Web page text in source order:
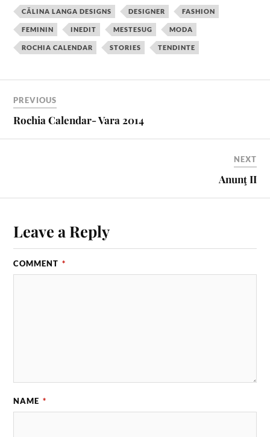
c
e
b
o
k
n
t
e
r
s
t
i
t
t
e
m
b
l
r
a
i
l
a
r
e
CĂLINA LANGA DESIGNS DESIGNER FASHION
FEMININ INEDIT MESTESUG MODA
ROCHIA CALENDAR STORIES TENDINTE
PREVIOUS
Rochia Calendar- Vara 2014
NEXT
Anunţ II
Leave a Reply
COMMENT *
NAME *